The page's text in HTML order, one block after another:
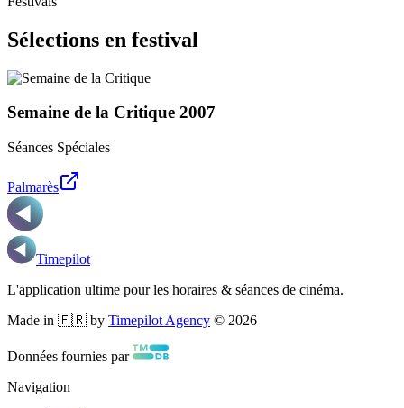
Sélections en festival
Semaine de la Critique 2007
Séances Spéciales
Palmarès
Timepilot
L'application ultime pour les horaires & séances de cinéma.
Made in 🇫🇷 by Timepilot Agency © 2026
Données fournies par
Navigation